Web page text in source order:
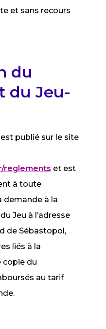
et sans recours
du
du Jeu-
publié sur le site
reglements et est
à toute
demande à la
Jeu à l’adresse
de Sébastopol,
liés à la
copie du
au tarif